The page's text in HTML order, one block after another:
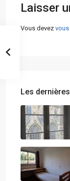
Laisser
Vous devez
Les